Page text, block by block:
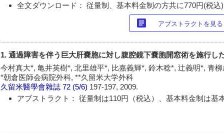
全文ダウンロード： 従量制、基本料金制の方共に770円(税込)
article アブストラクトを見る
1. 通過障害を伴う巨大肝嚢胞に対し腹腔鏡下嚢胞開窓術を施行し
今村真大*, 亀井英樹*, 北里雄平*, 比嘉義輝*, 鈴木稔*, 辻義明*, 青
*朝倉医師会病院外科, **久留米大学外科
久留米醫學會雜誌 72 (5/6) 197-197, 2009.
アブストラクト： 従量制は110円（税込）、基本料金制は基